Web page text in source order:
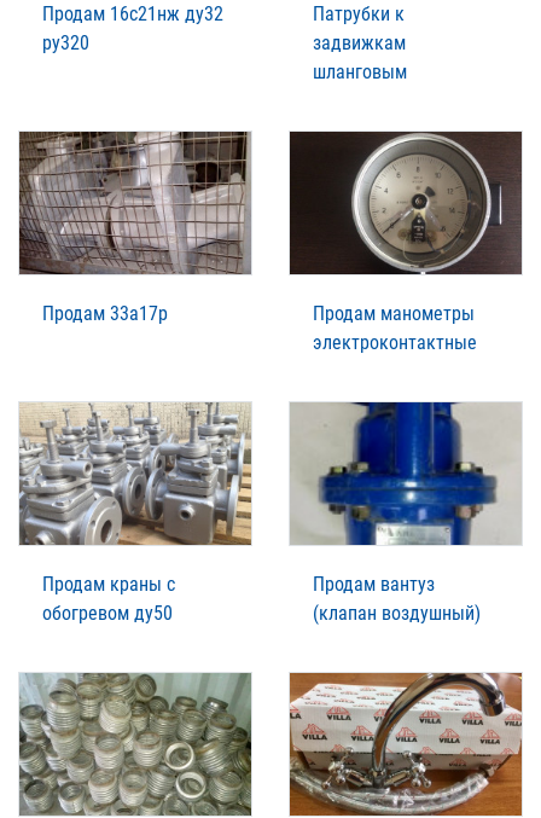
Продам 16с21нж ду32
ру320
Патрубки к
задвижкам
шланговым
Продам 33а17р
Продам манометры
электроконтактные
Продам краны с
обогревом ду50
Продам вантуз
(клапан воздушный)